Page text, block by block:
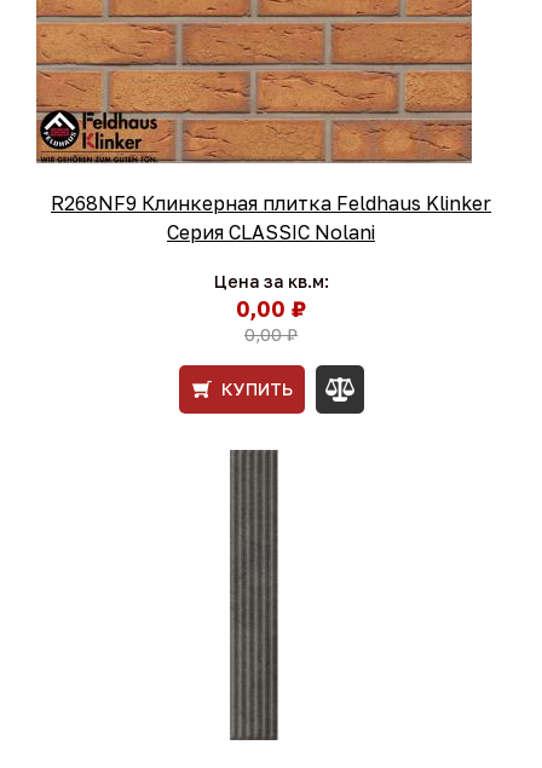
R268NF9 Клинкерная плитка Feldhaus Klinker
Серия CLASSIC Nolani
Цена за кв.м:
0,00 ₽
0,00 ₽
КУПИТЬ